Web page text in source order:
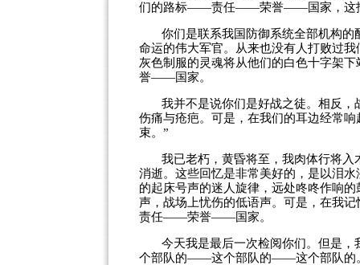
们的路标——责任——荣誉——国家，这
你们是联系我国防御系统全部机构
命运的伟大军官。从来也没有人打败过
灰色制服的灵魂将从他们的白色十字
誉——国家。
我并不是说你们是好战之徒。相反
伤痛与疮疤。可是，在我们的耳边经常
束。”
我已老朽，黄昏将至，我肉体行将
消逝。这些回忆是非常美好的，是以泪
的起床号声的迷人旋律，远处咚咚作响
声，战场上忧伤的低语声。可是，在我
责任——荣誉——国家。
今天我是最后一次检阅你们。但是
个部队的——这个部队的——这个部队的